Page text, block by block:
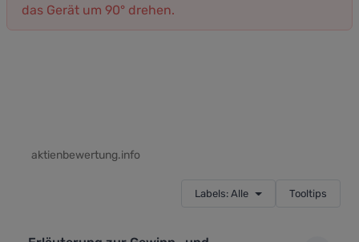
das Gerät um 90° drehen.
aktienbewertung.info
Labels: Alle Tooltips